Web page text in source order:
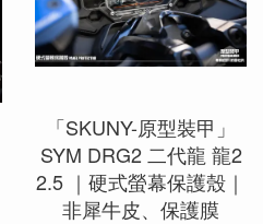
「SKUNY-原型裝甲」
SYM DRG2 二代龍 龍2
2.5 ｜硬式螢幕保護殼｜
非犀牛皮、保護膜